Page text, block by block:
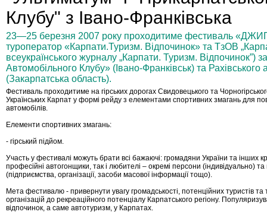
Клубу" з Івано-Франківська
23—25 березня 2007 року проходитиме фестиваль
туроператор «Карпати.Туризм. Відпочинок» та ТзОВ
всеукраїнського журналу „Карпати. Туризм. Відпочинок”)
Автомобільного Клубу» (Івано-Франківськ) та
(Закарпатська область).
Фестиваль проходитиме на гірських дорогах Свидовецького та
Українських Карпат у формі рейду з елементами спортивних змагань для
автомобілів.
Елементи спортивних змагань:
- гірський підйом.
Участь у фестивалі можуть брати всі бажаючі: громадяни України та інших
професійні автогонщики, так і любителі – окремі персони (індивідуально)
(підприємства, організації, засоби масової інформації тощо).
Мета фестивалю - привернути увагу громадськості, потенційних туристів та
організацій до рекреаційного потенціалу Карпатського регіону.
відпочинок, а саме автотуризм, у Карпатах.